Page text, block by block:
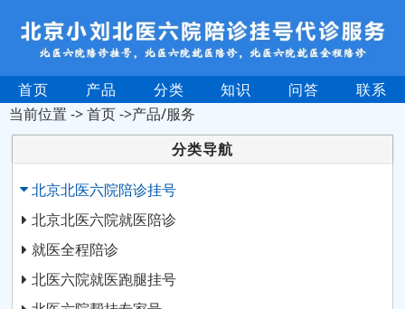
首页 产品 分类 知识 问答
联系
当前位置 ->首页->产品/服务
分类导航
北京北医六院陪诊挂号
北京北医六院就医陪诊
就医全程陪诊
北医六院就医跑腿挂号